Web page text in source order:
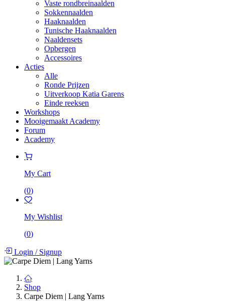
Vaste rondbreinaalden
Sokkennaalden
Haaknaalden
Tunische Haaknaalden
Naaldensets
Opbergen
Accessoires
Acties
Alle
Ronde Prijzen
Uitverkoop Katia Garens
Einde reeksen
Workshops
Mooigemaakt Academy
Forum
Academy
My Cart
(0)
My Wishlist
(0)
Login /Signup
Shop
Carpe Diem | Lang Yarns